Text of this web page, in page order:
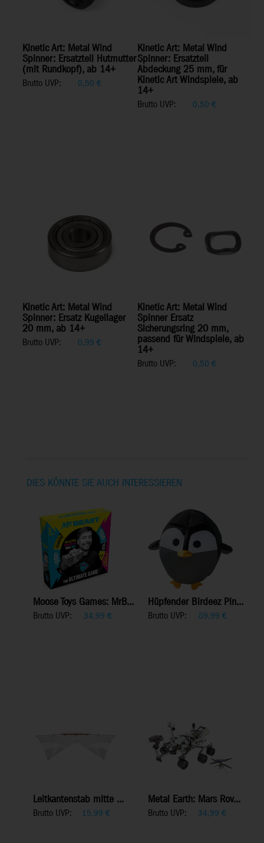
Kinetic Art: Metal Wind
Spinner: Ersatzteil Hutmutter
(mit Rundkopf), ab 14+
Brutto UVP: 0,50 €
Kinetic Art: Metal Wind
Spinner: Ersatzteil
Abdeckung 25 mm, für
Kinetic Art Windspiele, ab
14+
Brutto UVP: 0,50 €
Kinetic Art: Metal Wind
Spinner: Ersatz Kugellager
20 mm, ab 14+
Brutto UVP: 0,99 €
Kinetic Art: Metal Wind
Spinner Ersatz
Sicherungsring 20 mm,
passend für Windspiele, ab
14+
Brutto UVP: 0,50 €
DIES KÖNNTE SIE AUCH INTERESSIEREN
Moose Toys Games: MrB...
Brutto UVP: 34,99 €
Hüpfender Birdeez Pin...
Brutto UVP: 89,99 €
Leitkantenstab mitte ...
Brutto UVP: 15,99 €
Metal Earth: Mars Rov...
Brutto UVP: 34,99 €